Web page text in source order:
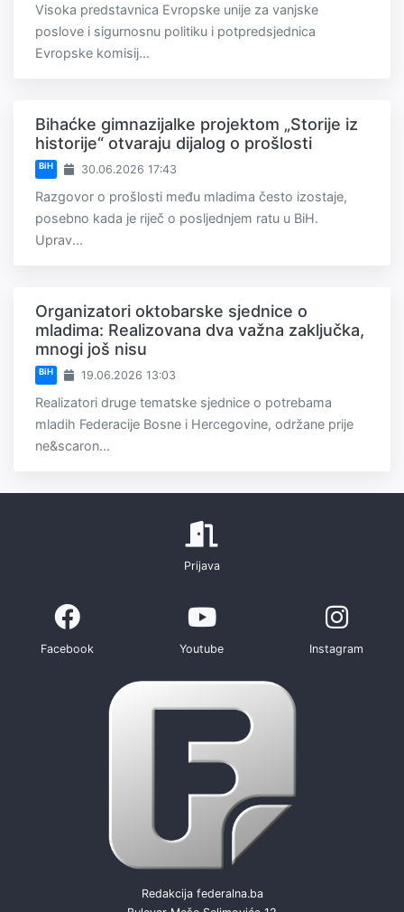
Visoka predstavnica Evropske unije za vanjske
poslove i sigurnosnu politiku i potpredsjednica
Evropske komisij...
Bihaćke gimnazijalke projektom „Storije iz
historije“ otvaraju dijalog o prošlosti
BiH 30.06.2026 17:43
Razgovor o prošlosti među mladima često izostaje,
posebno kada je riječ o posljednjem ratu u BiH.
Uprav...
Organizatori oktobarske sjednice o
mladima: Realizovana dva važna zaključka,
mnogi još nisu
BiH 19.06.2026 13:03
Realizatori druge tematske sjednice o potrebama
mladih Federacije Bosne i Hercegovine, održane prije
ne&scaron...
Prijava
Facebook Youtube Instagram
Redakcija federalna.ba